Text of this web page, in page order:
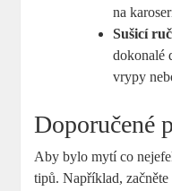
na
Sušicí
dokonalé
vrypy
Doporučené
Aby bylo mytí co
tipů. Například,